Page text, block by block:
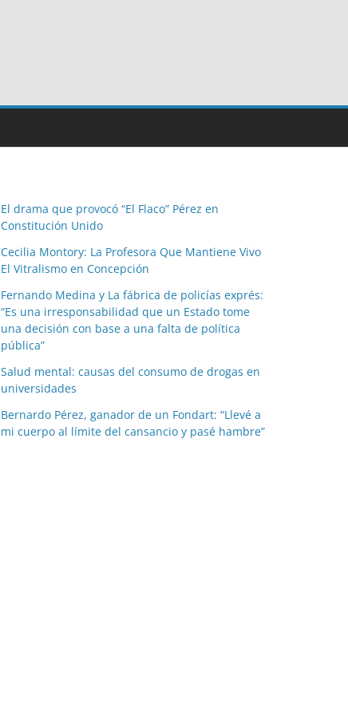
El drama que provocó “El Flaco” Pérez en
Constitución Unido
Cecilia Montory: La Profesora Que Mantiene Vivo
El Vitralismo en Concepción
Fernando Medina y La fábrica de policías exprés:
“Es una irresponsabilidad que un Estado tome
una decisión con base a una falta de política
pública”
Salud mental: causas del consumo de drogas en
universidades
Bernardo Pérez, ganador de un Fondart: “Llevé a
mi cuerpo al límite del cansancio y pasé hambre”